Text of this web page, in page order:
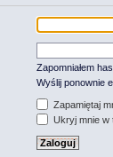
Zapomniałem
Wyślij ponownie
Zapamiętaj
Ukryj mnie w